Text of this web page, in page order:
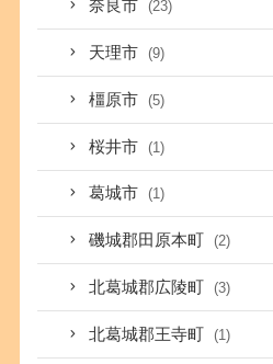
奈良市 (23)
天理市 (9)
橿原市 (5)
桜井市 (1)
葛城市 (1)
磯城郡田原本町 (2)
北葛城郡広陵町 (3)
北葛城郡王寺町 (1)